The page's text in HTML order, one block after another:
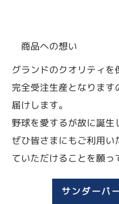
商品への想い
グランドのクオリティを
完全受注生産となりま
届けします。
野球を愛するが故に誕生
ぜひ皆さまにもご利用
ていただけることを願っ
サンダーバ